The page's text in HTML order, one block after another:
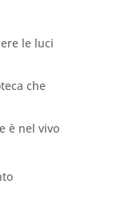
le luci
che
è nel vivo